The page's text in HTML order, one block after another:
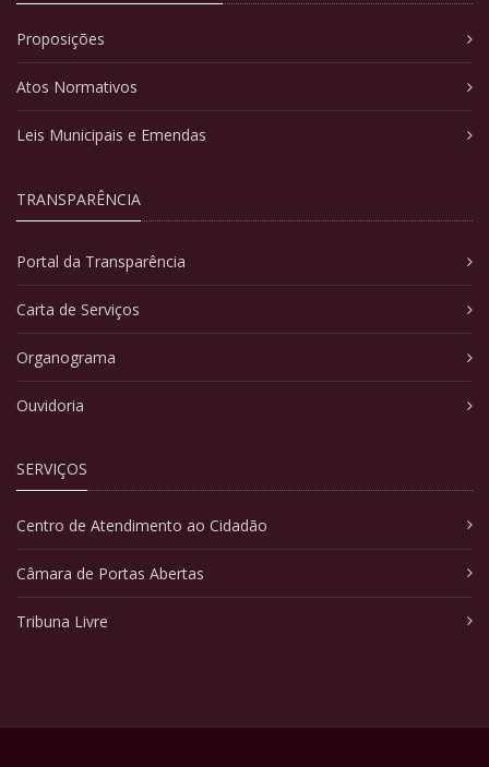
Proposições
Atos Normativos
Leis Municipais e Emendas
TRANSPARÊNCIA
Portal da Transparência
Carta de Serviços
Organograma
Ouvidoria
SERVIÇOS
Centro de Atendimento ao Cidadão
Câmara de Portas Abertas
Tribuna Livre